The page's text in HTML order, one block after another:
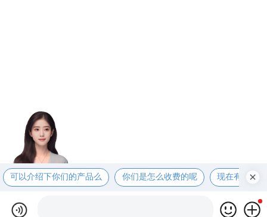
可以介绍下你们的产品么 你们是怎么收费的呢 现在有优惠